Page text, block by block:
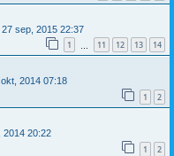
sep, 2015 22:37
1 11 12 13 14
2014 07:18
1 2
2014 20:22
1 2